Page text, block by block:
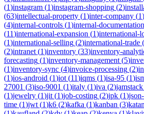
(1)instagram (1)instagram-shopping (2)
(63)intellectual-property (1)inter-company (1)
(4)internal-controls (1)internal-documentation
(11)international-expansion (1)international-
(1)international-selling (2)international-trade (
(2)intranet (1)inventory (33)inventory-
forecasting (1)inventory-management (5)
(1)inventory-sync (4)invoice-processing (2)
(1)ios-android (1)iot (11)iqms (1)isa-95 (1)
27001 (3)iso-9001 (1)italy (1)iva (2)jamstack
(1)jewelry (1)jit (1)job-costing (2)jpk (1)
time (1)jwt (1)k6 (2)kafka (1)kanban (3)